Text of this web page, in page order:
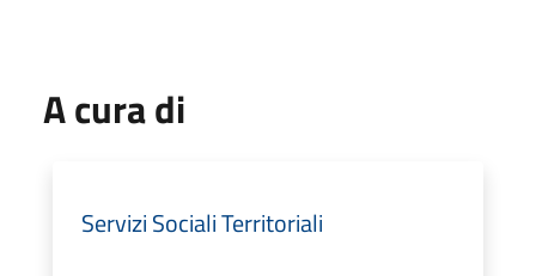
A cura di
Servizi Sociali Territoriali